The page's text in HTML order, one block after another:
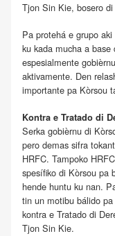
Tjon Sin Kie, bosero di
Pa protehá e grupo
ku kada mucha a
espesialmente
aktivamente. Den
importante pa Kòrsou
Kontra e Tratado di
Serka gobièrnu di
pero demas sifra
HRFC. Tampoko
spesífiko di Kòrsou pa
hende huntu ku nan.
tin un motibu bálido
kontra e Tratado di
Tjon Sin Kie.